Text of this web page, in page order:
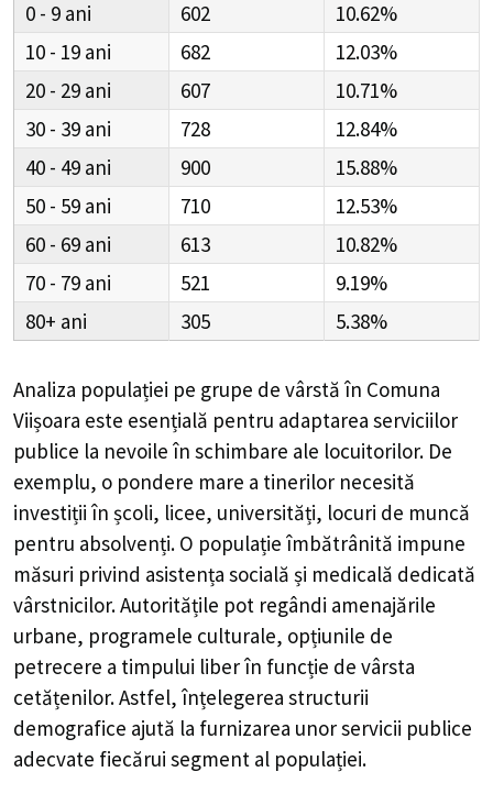
0 - 9 602
10.62%
10 - 19
682
12.03%
20 - 29
607
10.71%
30 - 39
728
12.84%
40 - 49
900
15.88%
50 - 59
710
12.53%
60 - 69
613
10.82%
70 - 79
521
9.19%
80+
305 5.38%
Analiza populației pe grupe de vârstă în Comuna
Viișoara este esențială pentru adaptarea serviciilor
publice la nevoile în schimbare ale locuitorilor. De
exemplu, o pondere mare a tinerilor necesită
investiții în școli, licee, universități, locuri de muncă
pentru absolvenți. O populație îmbătrânită impune
măsuri privind asistența socială și medicală dedicată
vârstnicilor. Autoritățile pot regândi amenajările
urbane, programele culturale, opțiunile de
petrecere a timpului liber în funcție de vârsta
cetățenilor. Astfel, înțelegerea structurii
demografice ajută la furnizarea unor servicii publice
adecvate fiecărui segment al populației.